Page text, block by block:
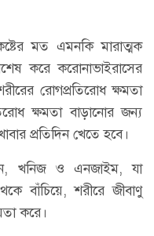
মত এমনকি মারাত্মক
করে করোনাভাইরাসের
রোগপ্রতিরোধ ক্ষমতা
ক্ষমতা বাড়ানোর জন্য
প্রতিদিন খেতে হবে।
খনিজ ও এনজাইম, যা
বাঁচিয়ে, শরীরে জীবাণু
করে।